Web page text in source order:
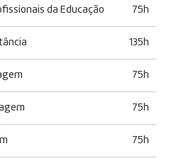
da Educação 75h
135h
75h
75h
75h